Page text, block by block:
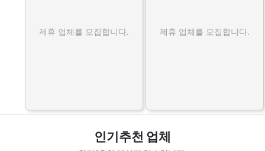
제휴 업체를 모집합니다. 제휴 업체를 모집합니다.
인기추천 업체